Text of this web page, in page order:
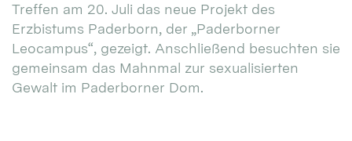
Treffen am 20. Juli das neue Projekt des
Erzbistums Paderborn, der „Paderborner
Leocampus“, gezeigt. Anschließend besuchten sie
gemeinsam das Mahnmal zur sexualisierten
Gewalt im Paderborner Dom.